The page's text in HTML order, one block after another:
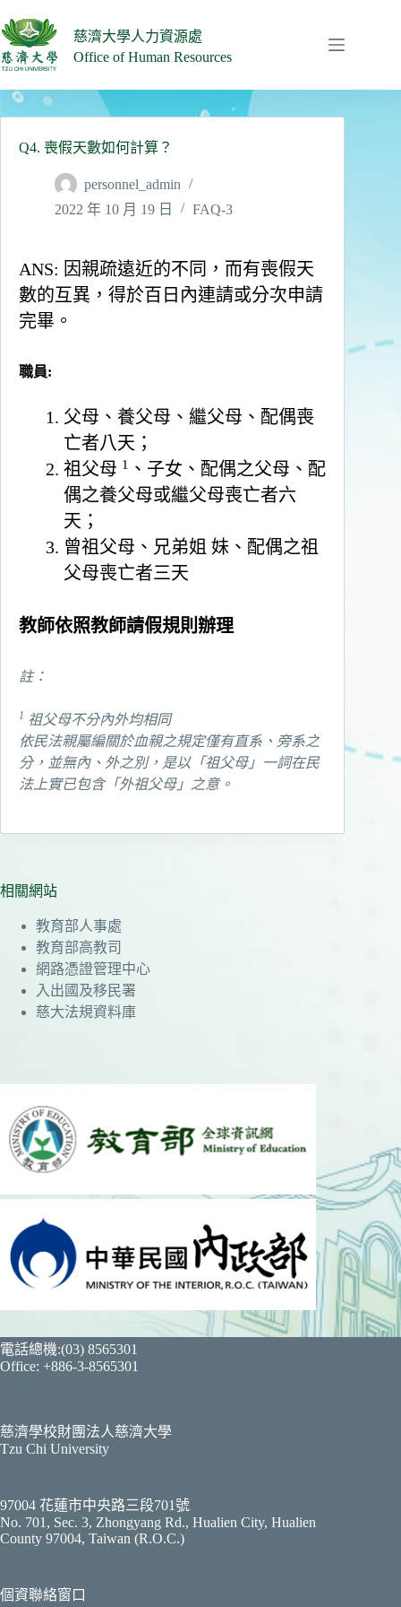
至
主
要
內
容
慈濟大學人力資源處
Office of Human Resources
Q4. 喪假天數如何計算？
personnel_admin
2022 年 10 月 19 日
FAQ-3
ANS: 因親疏遠近的不同，而有喪假天
數的互異，得於百日內連請或分次申請
完畢。
職員:
父母、養父母、繼父母、配偶喪
亡者八天；
祖父母 1
、子女、配偶之父母、配
偶之養父母或繼父母喪亡者六
天；
曾祖父母、兄弟姐 妹、配偶之祖
父母喪亡者三天
教師依照教師請假規則辦理
註：
1 祖父母不分內外均相同
依民法親屬編關於血親之規定僅有直系、旁系之
分，並無內、外之別，是以「祖父母」一詞在民
法上實已包含「外祖父母」之意。
相關網站
教育部人事處
教育部高教司
網路憑證管理中心
入出國及移民署
慈大法規資料庫
電話總機:(03) 8565301
Office: +886-3-8565301
慈濟學校財團法人慈濟大學
Tzu Chi University
97004 花蓮市中央路三段701號
No. 701, Sec. 3, Zhongyang Rd., Hualien City, Hualien
County 97004, Taiwan (R.O.C.)
個資聯絡窗口